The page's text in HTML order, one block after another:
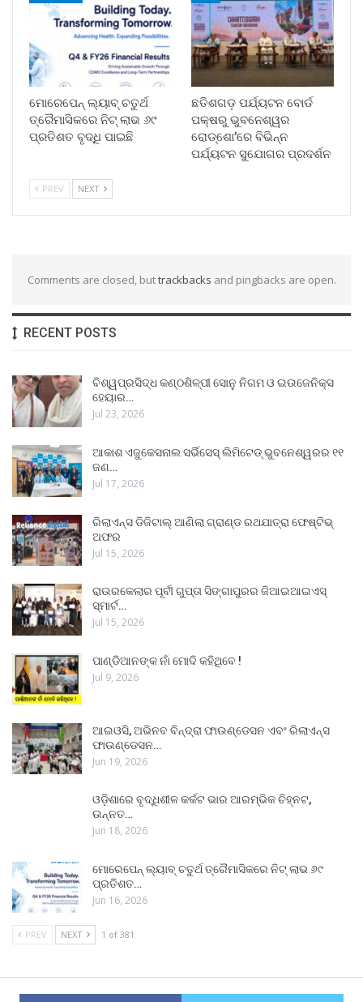
ମୋରେପେନ୍ ଲ୍ୟାବ୍ ଚତୁର୍ଥ
ତ୍ରୈମାସିକରେ ନିଟ୍ ଲାଭ ୬୯
ପ୍ରତିଶତ ବୃଦ୍ଧି ପାଇଛି
ଛତିଶଗଡ଼ ପର୍ଯ୍ୟଟନ ବୋର୍ଡ
ପକ୍ଷରୁ ଭୁବନେଶ୍ୱର
ରୋଡ୍‌ଶୋ’ରେ ବିଭିନ୍ନ
ପର୍ଯ୍ୟଟନ ସୁଯୋଗର ପ୍ରଦର୍ଶନ
PREV NEXT
Comments are closed, buttrackbacks and pingbacks are open.
RECENT POSTS
ବିଶ୍ୱପ୍ରସିଦ୍ଧ କଣ୍ଠଶିଳ୍ପୀ ସୋନୁ ନିଗମ ଓ ଇଉଜେନିକ୍ସ
ହେୟାର…
Jul 23, 2026
ଆକାଶ ଏଜୁକେସନାଲ ସର୍ଭିସେସ୍ ଲିମିଟେଡ୍ ଭୁବନେଶ୍ୱରର ୧୧
ଜଣ…
Jul 17, 2026
ରିଲାଏନ୍ସ ଡିଜିଟାଲ୍ ଆଣିଲା ଗ୍ରାଣ୍ଡ ରଥଯାତ୍ରା ଫେଷ୍ଟିଭ୍
ଅଫର
Jul 15, 2026
ରାଉରକେଲାର ପୂର୍ବୀ ଗୁପ୍ତା ସିଙ୍ଗାପୁରର ଜିଆଇଆଇଏସ୍
ସ୍ମାର୍ଟ…
Jul 15, 2026
ପାଣ୍ଡିଆନଙ୍କ ନାଁ ମୋଦି କହିଥିବେ !
Jul 9, 2026
ଆଇଓସି, ଅଭିନବ ବିନ୍ଦ୍ରା ଫାଉଣ୍ଡେସନ ଏବଂ ରିଲାଏନ୍ସ
ଫାଉଣ୍ଡେସନ…
Jun 19, 2026
ଓଡ଼ିଶାରେ ବୃଦ୍ଧିଶୀଳ କର୍କଟ ଭାର ଆରମ୍ଭିକ ଚିହ୍ନଟ,
ଉନ୍ନତ…
Jun 18, 2026
ମୋରେପେନ୍ ଲ୍ୟାବ୍ ଚତୁର୍ଥ ତ୍ରୈମାସିକରେ ନିଟ୍ ଲାଭ ୬୯
ପ୍ରତିଶତ…
Jun 16, 2026
PREV NEXT 1 of 381